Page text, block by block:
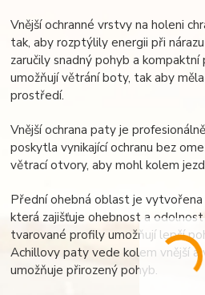
Vnější ochranné vrstvy na holeni
tak, aby rozptýlily energii při
zaručily snadný pohyb a
umožňují větrání boty, tak aby
prostředí.
Vnější ochrana paty je
poskytla vynikající ochranu bez
větrací otvory, aby mohl kolem
Přední ohebná oblast je vytvořena
která zajišťuje ohebnost a
tvarované profily umožňují lepší
Achillovy paty vede kolem vnější
umožňuje přirozený pohyb.